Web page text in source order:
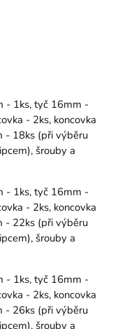
- 1ks, tyč 16mm -
- 2ks, koncovka
- 18ks (při výběru
šrouby a
- 1ks, tyč 16mm -
- 2ks, koncovka
- 22ks (při výběru
šrouby a
- 1ks, tyč 16mm -
- 2ks, koncovka
- 26ks (při výběru
šrouby a